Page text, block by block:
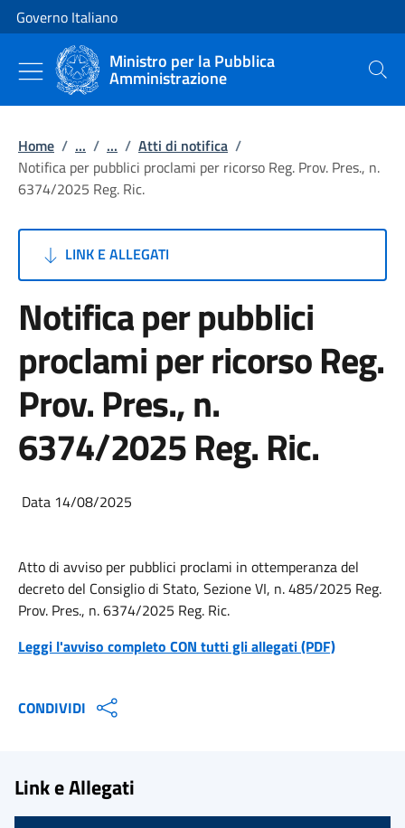
Vai al contenuto
Vai alla navigazione del sito
Governo Italiano
Ministro per la Pubblica
Amministrazione Cerca
Home / ... / ... / Atti di notifica /
Notifica per pubblici proclami per ricorso Reg. Prov. Pres., n.
6374/2025 Reg. Ric.
LINK E ALLEGATI
Notifica per pubblici
proclami per ricorso Reg.
Prov. Pres., n.
6374/2025 Reg. Ric.
Data 14/08/2025
Atto di avviso per pubblici proclami in ottemperanza del
decreto del Consiglio di Stato, Sezione VI, n. 485/2025 Reg.
Prov. Pres., n. 6374/2025 Reg. Ric.
Leggi l'avviso completo CON tutti gli allegati (PDF)
CONDIVIDI
Link e Allegati